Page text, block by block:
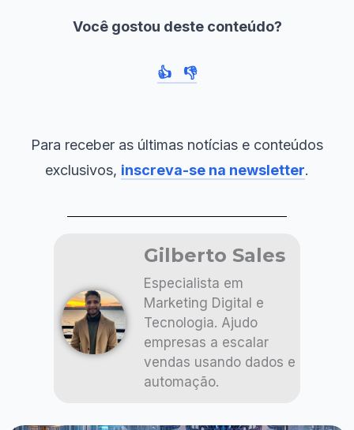
Você gostou deste conteúdo?
👍 👎
Para receber as últimas notícias e conteúdos
exclusivos, inscreva-se na newsletter.
Gilberto Sales
Especialista em
Marketing Digital e
Tecnologia. Ajudo
empresas a escalar
vendas usando dados e
automação.